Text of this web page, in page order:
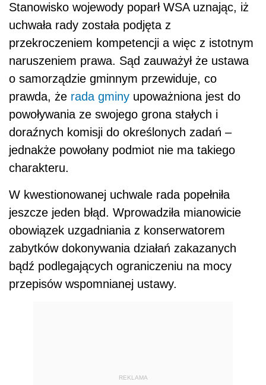
Stanowisko wojewody poparł WSA uznając, iż
uchwała rady została podjęta z
przekroczeniem kompetencji a więc z istotnym
naruszeniem prawa. Sąd zauważył że ustawa
o samorządzie gminnym przewiduje, co
prawda, że rada gminy upoważniona jest do
powoływania ze swojego grona stałych i
doraźnych komisji do określonych zadań –
jednakże powołany podmiot nie ma takiego
charakteru.
W kwestionowanej uchwale rada popełniła
jeszcze jeden błąd. Wprowadziła mianowicie
obowiązek uzgadniania z konserwatorem
zabytków dokonywania działań zakazanych
bądź podlegających ograniczeniu na mocy
przepisów wspomnianej ustawy.
REKLAMA